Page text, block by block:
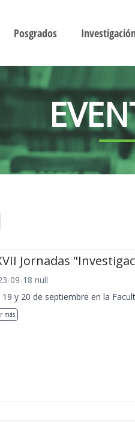
Posgrados
Jornadas
09-18 null
19 y 20 de septiembre en la
más